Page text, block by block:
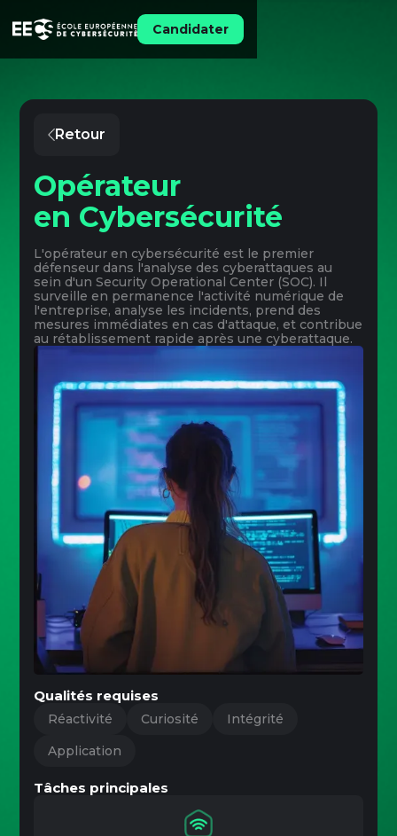
Candidater
Retour
Opérateur
en Cybersécurité
L'opérateur en cybersécurité est le premier
défenseur dans l'analyse des cyberattaques au
sein d'un Security Operational Center (SOC). Il
surveille en permanence l'activité numérique de
l'entreprise, analyse les incidents, prend des
mesures immédiates en cas d'attaque, et contribue
au rétablissement rapide après une cyberattaque.
Qualités requises
Réactivité Curiosité
Intégrité
Application
Tâches principales